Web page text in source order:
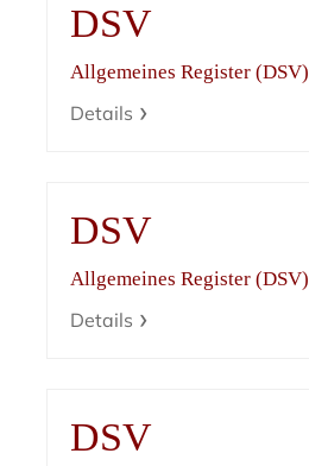
DSV
Allgemeines Register (DSV)
Details
DSV
Allgemeines Register (DSV)
Details
DSV